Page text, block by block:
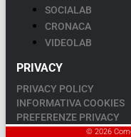
SOCIALAB
CRONACA
VIDEOLAB
PRIVACY
PRIVACY POLICY
INFORMATIVA COOKIES
PREFERENZE PRIVACY
© 2026